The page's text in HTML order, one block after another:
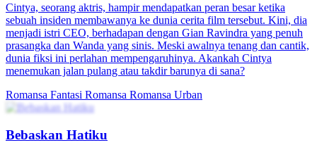
Cintya, seorang aktris, hampir mendapatkan peran besar ketika
sebuah insiden membawanya ke dunia cerita film tersebut. Kini, dia
menjadi istri CEO, berhadapan dengan Gian Ravindra yang penuh
prasangka dan Wanda yang sinis. Meski awalnya tenang dan cantik,
dunia fiksi ini perlahan mempengaruhinya. Akankah Cintya
menemukan jalan pulang atau takdir barunya di sana?
Romansa Fantasi Romansa Romansa Urban
Bebaskan Hatiku